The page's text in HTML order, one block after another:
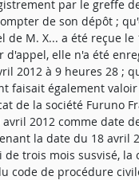
par le greffe
de son dépôt ;
de M. X... a été reçue le
d'appel, elle n'a été
2012 à 9 heures 28 ;
faisait également
de la société Furuno
2012 comme date
la date du 18 avril
trois mois susvisé, la
code de procédure